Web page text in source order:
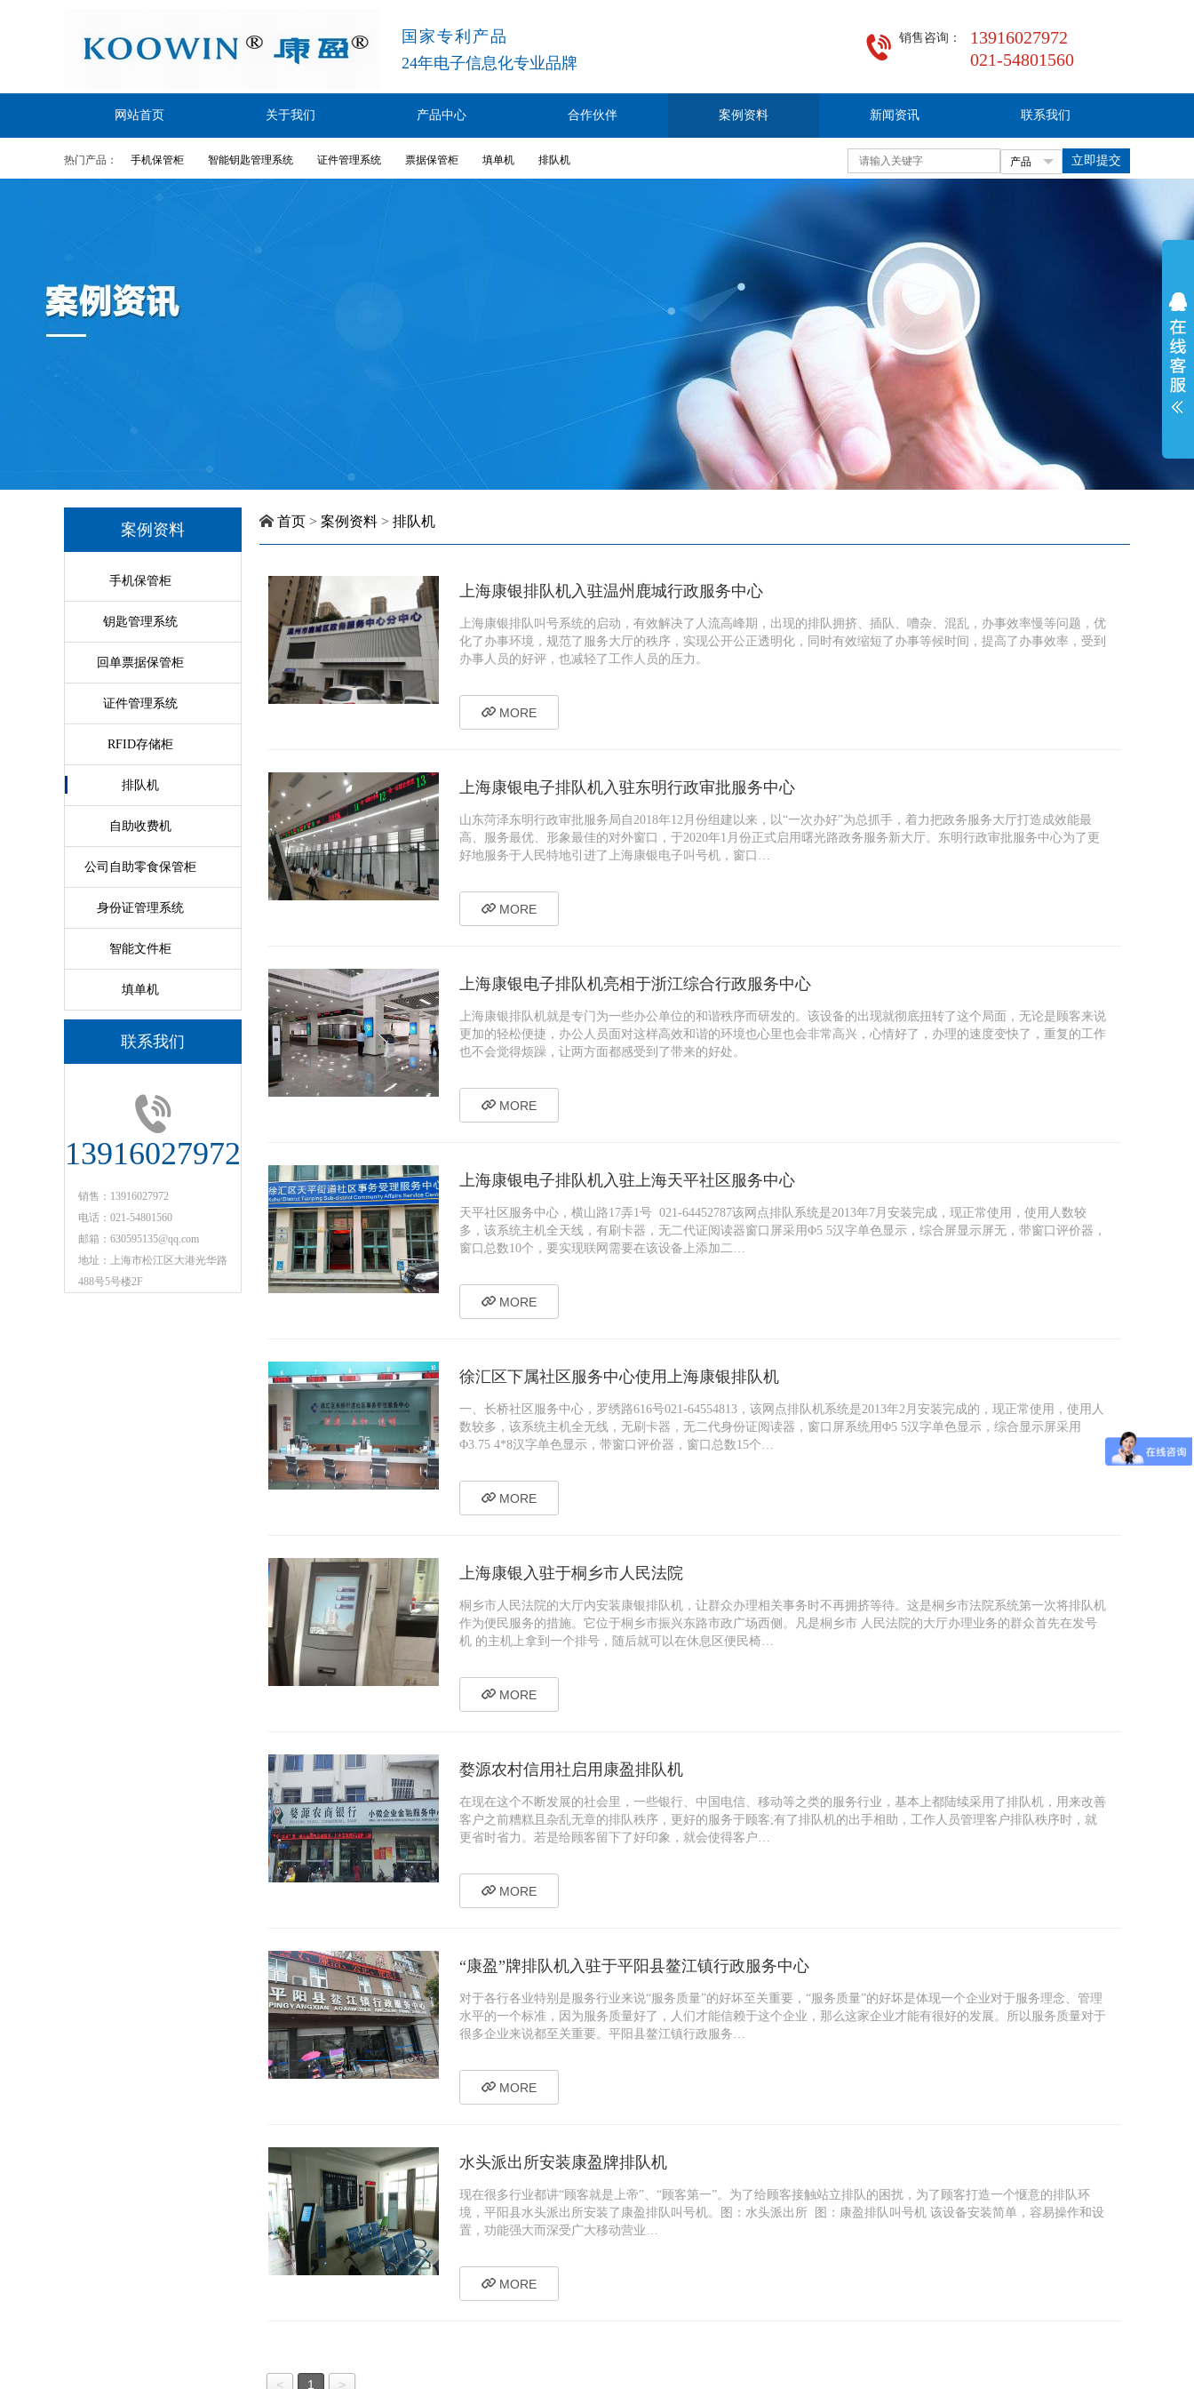
国家专利产品
24年电子信息化专业品牌
13916027972
021-54801560
网站首页 关于我们 产品中心 合作伙伴 案例资料 新闻资讯 联系我们
热门产品： 手机保管柜 智能钥匙管理系统 证件管理系统 票据保管柜 填单机 排队机 立即提交
案例资料
手机保管柜
钥匙管理系统
回单票据保管柜
证件管理系统
RFID存储柜
排队机
自助收费机
公司自助零食保管柜
身份证管理系统
智能文件柜
填单机
联系我们
13916027972
销售：13916027972
电话：021-54801560
邮箱：630595135@qq.com
地址：上海市松江区大港光华路
488号5号楼2F
首页 > 案例资料 > 排队机
上海康银排队机入驻温州鹿城行政服务中心
上海康银排队叫号系统的启动，有效解决了人流高峰期，出现的排队拥挤、插队、嘈杂、混乱，办事效率慢等问题，优
化了办事环境，规范了服务大厅的秩序，实现公开公正透明化，同时有效缩短了办事等候时间，提高了办事效率，受到
办事人员的好评，也减轻了工作人员的压力。
MORE
上海康银电子排队机入驻东明行政审批服务中心
山东菏泽东明行政审批服务局自2018年12月份组建以来，以“一次办好”为总抓手，着力把政务服务大厅打造成效能最
高、服务最优、形象最佳的对外窗口，于2020年1月份正式启用曙光路政务服务新大厅。东明行政审批服务中心为了更
好地服务于人民特地引进了上海康银电子叫号机，窗口…
MORE
上海康银电子排队机亮相于浙江综合行政服务中心
上海康银排队机就是专门为一些办公单位的和谐秩序而研发的。该设备的出现就彻底扭转了这个局面，无论是顾客来说
更加的轻松便捷，办公人员面对这样高效和谐的环境也心里也会非常高兴，心情好了，办理的速度变快了，重复的工作
也不会觉得烦躁，让两方面都感受到了带来的好处。
MORE
上海康银电子排队机入驻上海天平社区服务中心
天平社区服务中心，横山路17弄1号 021-64452787该网点排队系统是2013年7月安装完成，现正常使用，使用人数较
多，该系统主机全天线，有刷卡器，无二代证阅读器窗口屏采用Φ5 5汉字单色显示，综合屏显示屏无，带窗口评价器，
窗口总数10个，要实现联网需要在该设备上添加二…
MORE
徐汇区下属社区服务中心使用上海康银排队机
一、长桥社区服务中心，罗绣路616号021-64554813，该网点排队机系统是2013年2月安装完成的，现正常使用，使用人
数较多，该系统主机全无线，无刷卡器，无二代身份证阅读器，窗口屏系统用Φ5 5汉字单色显示，综合显示屏采用
Φ3.75 4*8汉字单色显示，带窗口评价器，窗口总数15个…
MORE
上海康银入驻于桐乡市人民法院
桐乡市人民法院的大厅内安装康银排队机，让群众办理相关事务时不再拥挤等待。这是桐乡市法院系统第一次将排队机
作为便民服务的措施。它位于桐乡市振兴东路市政广场西侧。凡是桐乡市 人民法院的大厅办理业务的群众首先在发号
机 的主机上拿到一个排号，随后就可以在休息区便民椅…
MORE
婺源农村信用社启用康盈排队机
在现在这个不断发展的社会里，一些银行、中国电信、移动等之类的服务行业，基本上都陆续采用了排队机，用来改善
客户之前糟糕且杂乱无章的排队秩序，更好的服务于顾客;有了排队机的出手相助，工作人员管理客户排队秩序时，就
更省时省力。若是给顾客留下了好印象，就会使得客户…
MORE
“康盈”牌排队机入驻于平阳县鳌江镇行政服务中心
对于各行各业特别是服务行业来说“服务质量”的好坏至关重要，“服务质量”的好坏是体现一个企业对于服务理念、管理
水平的一个标准，因为服务质量好了，人们才能信赖于这个企业，那么这家企业才能有很好的发展。所以服务质量对于
很多企业来说都至关重要。平阳县鳌江镇行政服务…
MORE
水头派出所安装康盈牌排队机
现在很多行业都讲“顾客就是上帝”、“顾客第一”。为了给顾客接触站立排队的困扰，为了顾客打造一个惬意的排队环
境，平阳县水头派出所安装了康盈排队叫号机。图：水头派出所 图：康盈排队叫号机 该设备安装简单，容易操作和设
置，功能强大而深受广大移动营业…
MORE
< 1 >